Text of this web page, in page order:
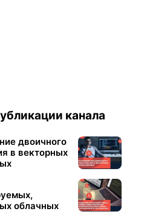
канала
двоичного
в векторных
облачных